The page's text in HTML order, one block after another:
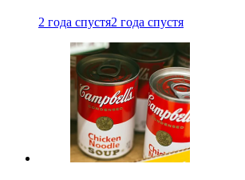
2 года спустя2 года спустя